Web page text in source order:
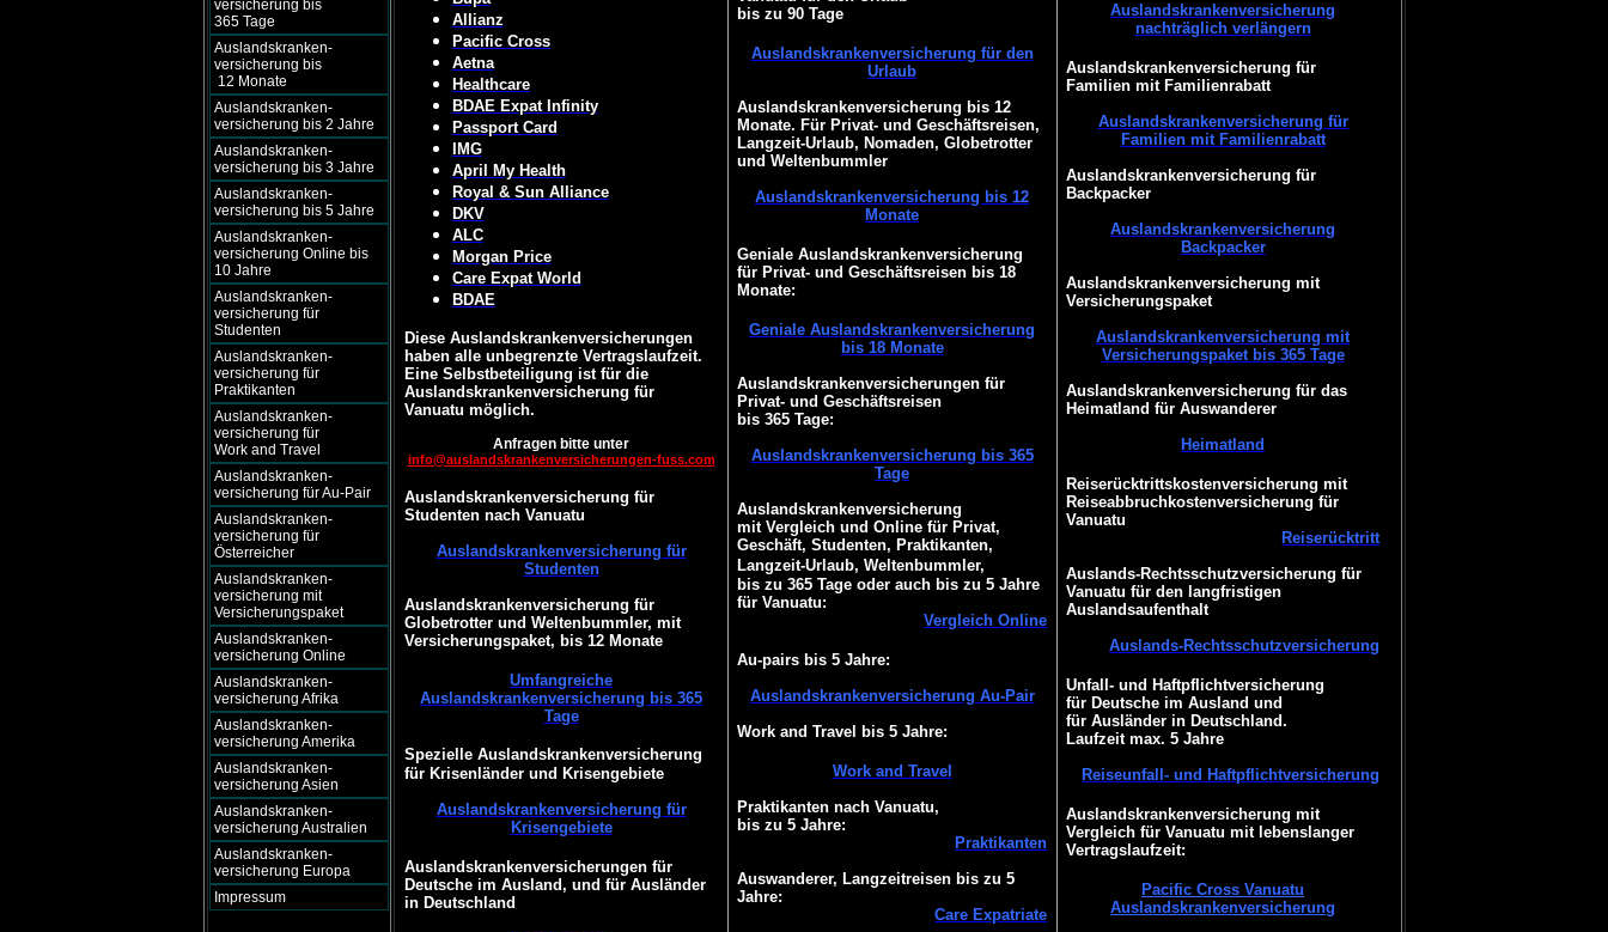
versicherung bis
365 Tage
Auslandskranken-
versicherung bis
12 Monate
Auslandskranken-
versicherung bis 2 Jahre
Auslandskranken-
versicherung bis 3 Jahre
Auslandskranken-
versicherung bis 5 Jahre
Auslandskranken-
versicherung Online bis
10 Jahre
Auslandskranken-
versicherung für
Studenten
Auslandskranken-
versicherung für
Praktikanten
Auslandskranken-
versicherung für
Work and Travel
Auslandskranken-
versicherung für Au-Pair
Auslandskranken-
versicherung für
Österreicher
Auslandskranken-
versicherung mit
Versicherungspaket
Auslandskranken-
versicherung Online
Auslandskranken-
versicherung Afrika
Auslandskranken-
versicherung Amerika
Auslandskranken-
versicherung Asien
Auslandskranken-
versicherung Australien
Auslandskranken-
versicherung Europa
Impressum
Allianz
Pacific Cross
Aetna
Healthcare
BDAE Expat Infinity
Passport Card
IMG
April My Health
Royal & Sun Alliance
DKV
ALC
Morgan Price
Care Expat World
BDAE
Diese Auslandskrankenversicherungen
haben alle unbegrenzte Vertragslaufzeit.
Eine Selbstbeteiligung ist für die
Auslandskrankenversicherung für
Vanuatu möglich.
Anfragen bitte unter
info@auslandskrankenversicherungen-fuss.com
Auslandskrankenversicherung für
Studenten nach Vanuatu
Auslandskrankenversicherung für
Studenten
Auslandskrankenversicherung für
Globetrotter und Weltenbummler, mit
Versicherungspaket, bis 12 Monate
Umfangreiche
Auslandskrankenversicherung bis 365
Tage
Spezielle Auslandskrankenversicherung
für Krisenländer und Krisengebiete
Auslandskrankenversicherung für
Krisengebiete
Auslandskrankenversicherungen für
Deutsche im Ausland, und für Ausländer
in Deutschland
bis zu 90 Tage
Auslandskrankenversicherung für den
Urlaub
Auslandskrankenversicherung bis 12
Monate. Für Privat- und Geschäftsreisen,
Langzeit-Urlaub, Nomaden, Globetrotter
und Weltenbummler
Auslandskrankenversicherung bis 12
Monate
Geniale Auslandskrankenversicherung
für Privat- und Geschäftsreisen bis 18
Monate:
Geniale Auslandskrankenversicherung
bis 18 Monate
Auslandskrankenversicherungen für
Privat- und Geschäftsreisen
bis 365 Tage:
Auslandskrankenversicherung bis 365
Tage
Auslandskrankenversicherung
mit Vergleich und Online für Privat,
Geschäft, Studenten, Praktikanten,
Langzeit-Urlaub, Weltenbummler,
bis zu 365 Tage oder auch bis zu 5 Jahre
für Vanuatu:
Vergleich Online
Au-pairs bis 5 Jahre:
Auslandskrankenversicherung Au-Pair
Work and Travel bis 5 Jahre:
Work and Travel
Praktikanten nach Vanuatu,
bis zu 5 Jahre:
Praktikanten
Auswanderer, Langzeitreisen bis zu 5
Jahre:
Care Expatriate
Auslandskrankenversicherung
nachträglich verlängern
Auslandskrankenversicherung für
Familien mit Familienrabatt
Auslandskrankenversicherung für
Familien mit Familienrabatt
Auslandskrankenversicherung für
Backpacker
Auslandskrankenversicherung
Backpacker
Auslandskrankenversicherung mit
Versicherungspaket
Auslandskrankenversicherung mit
Versicherungspaket bis 365 Tage
Auslandskrankenversicherung für das
Heimatland für Auswanderer
Heimatland
Reiserücktrittskostenversicherung mit
Reiseabbruchkostenversicherung für
Vanuatu
Reiserücktritt
Auslands-Rechtsschutzversicherung für
Vanuatu für den langfristigen
Auslandsaufenthalt
Auslands-Rechtsschutzversicherung
Unfall- und Haftpflichtversicherung
für Deutsche im Ausland und
für Ausländer in Deutschland.
Laufzeit max. 5 Jahre
Reiseunfall- und Haftpflichtversicherung
Auslandskrankenversicherung mit
Vergleich für Vanuatu mit lebenslanger
Vertragslaufzeit:
Pacific Cross Vanuatu
Auslandskrankenversicherung